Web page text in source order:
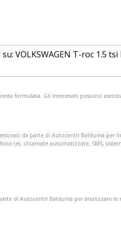
led
Modanature
parcheggio
Park pilot -
display
per la
Ricezione
formulata. Gli Interessati possono
da parte di Autocentri Balduina per
(es. chiamate automatizzate, SMS,
di Autocentri Balduina per analizzare le